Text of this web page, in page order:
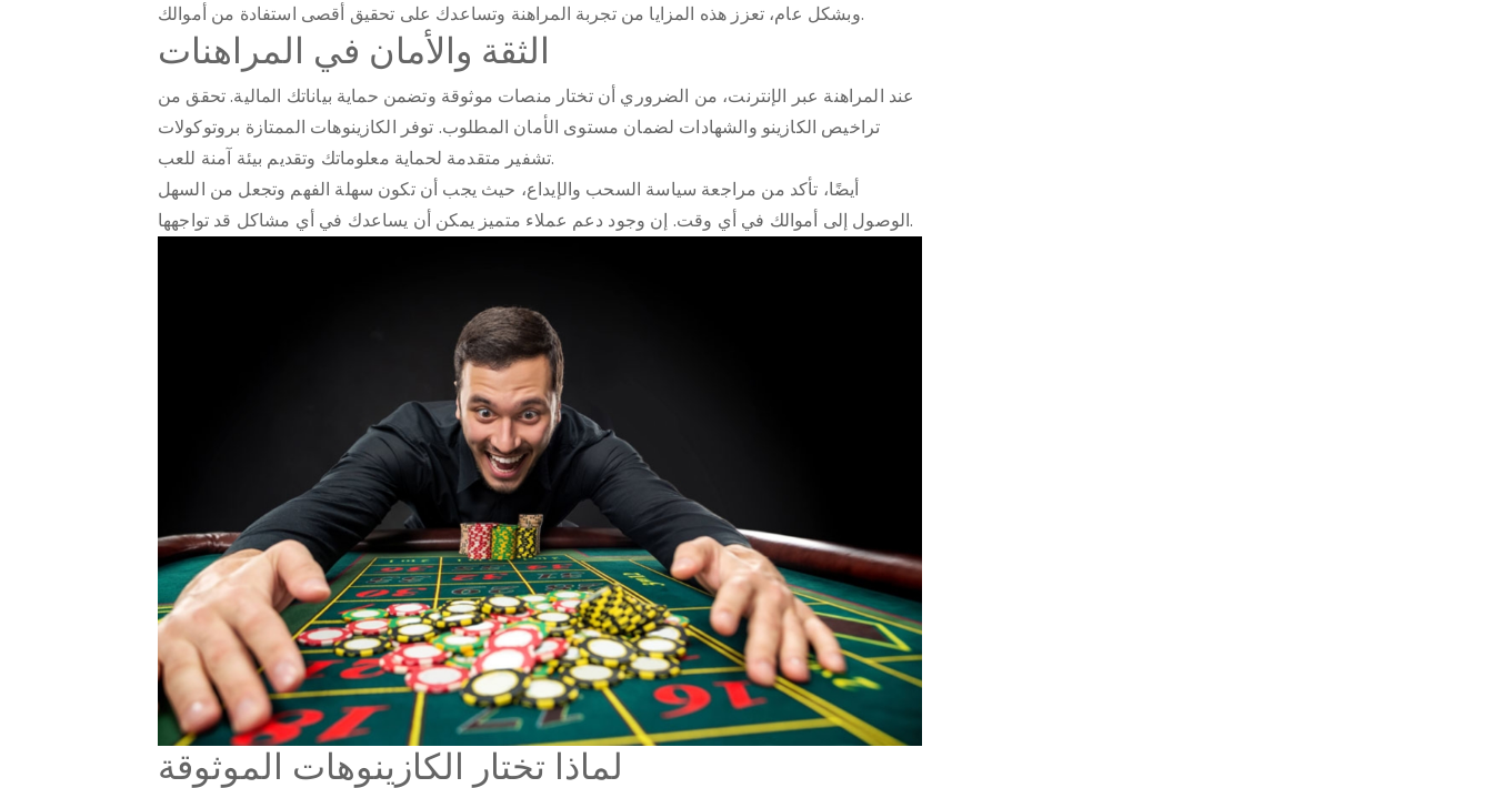
وبشكل عام، تعزز هذه المزايا من تجربة المراهنة وتساعدك على تحقيق أقصى استفادة من أموالك.
الثقة والأمان في المراهنات
عند المراهنة عبر الإنترنت، من الضروري أن تختار منصات موثوقة وتضمن حماية بياناتك المالية. تحقق من
تراخيص الكازينو والشهادات لضمان مستوى الأمان المطلوب. توفر الكازينوهات الممتازة بروتوكولات
تشفير متقدمة لحماية معلوماتك وتقديم بيئة آمنة للعب.
أيضًا، تأكد من مراجعة سياسة السحب والإيداع، حيث يجب أن تكون سهلة الفهم وتجعل من السهل
الوصول إلى أموالك في أي وقت. إن وجود دعم عملاء متميز يمكن أن يساعدك في أي مشاكل قد تواجهها.
لماذا تختار الكازينوهات الموثوقة